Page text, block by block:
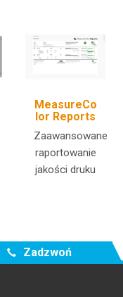
MeasureCo
lor Reports
Zaawansowane
raportowanie
jakości druku
Zadzwoń